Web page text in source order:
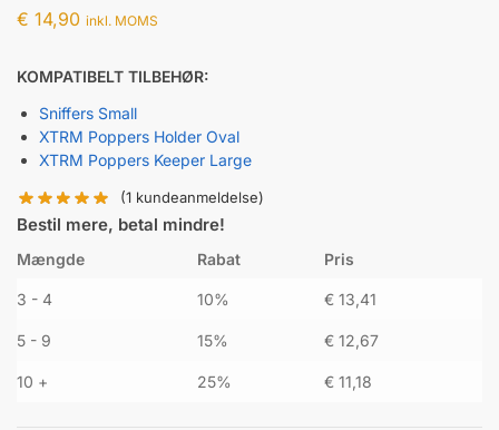
€ 14,90 inkl. MOMS
KOMPATIBELT TILBEHØR:
Sniffers Small
XTRM Poppers Holder Oval
XTRM Poppers Keeper Large
(1 kundeanmeldelse)
Bestil mere, betal mindre!
Mængde Rabat Pris
3 - 4 10% € 13,41
5 - 9 15% € 12,67
10 + 25% € 11,18